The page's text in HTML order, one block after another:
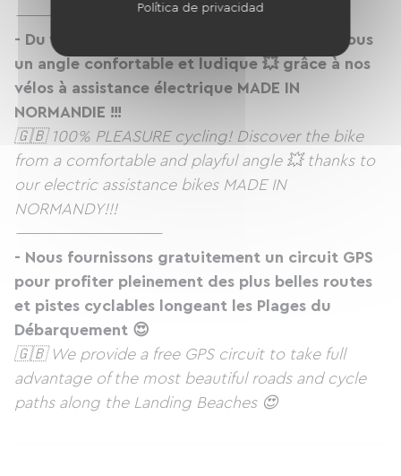
------------------------------------------------------
- Du vélo 100% PLAISIR ! Découvrez le vélo sous
un angle confortable et ludique 💥 grâce à nos
vélos à assistance électrique MADE IN
NORMANDIE !!!
🇬🇧 100% PLEASURE cycling! Discover the bike
from a comfortable and playful angle 💥 thanks to
our electric assistance bikes MADE IN
NORMANDY!!!
------------------------------------------------------
- Nous fournissons gratuitement un circuit GPS
pour profiter pleinement des plus belles routes
et pistes cyclables longeant les Plages du
Débarquement 😍
🇬🇧 We provide a free GPS circuit to take full
advantage of the most beautiful roads and cycle
paths along the Landing Beaches 😍
Política de privacidad